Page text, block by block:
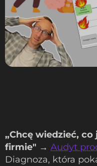
„Chcę wiedzieć,
firmie" → Audyt
Diagnoza, która